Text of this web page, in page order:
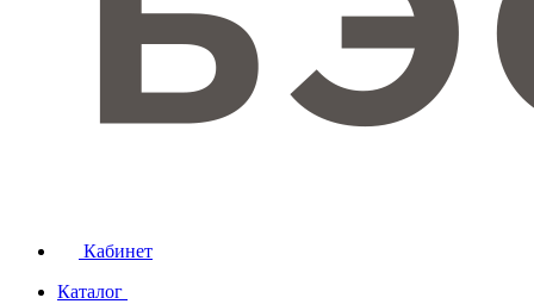
Кабинет
Каталог